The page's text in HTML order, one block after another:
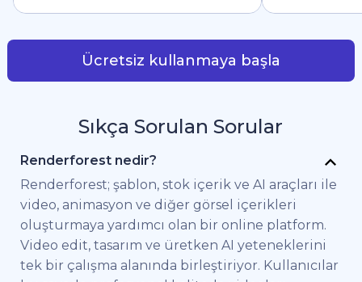
Ücretsiz kullanmaya başla
Sıkça Sorulan Sorular
Renderforest nedir?
Renderforest; şablon, stok içerik ve AI araçları ile
video, animasyon ve diğer görsel içerikleri
oluşturmaya yardımcı olan bir online platform.
Video edit, tasarım ve üretken AI yeteneklerini
tek bir çalışma alanında birleştiriyor. Kullanıcılar